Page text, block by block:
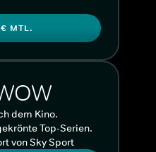
MTL.
dem Kino.
Top-Serien.
von Sky Sport